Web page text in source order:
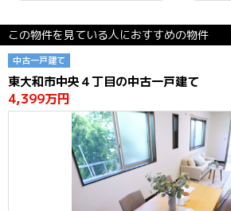
この物件を見ている人におすすめの物件
中古一戸建て
東大和市中央４丁目の中古一戸建て
4,399万円